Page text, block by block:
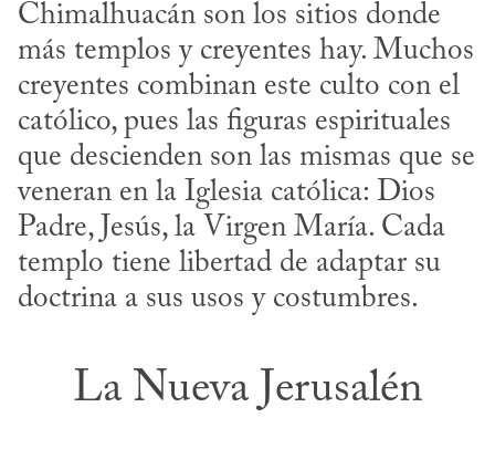
Chimalhuacán son los sitios donde
más templos y creyentes hay. Muchos
creyentes combinan este culto con el
católico, pues las figuras espirituales
que descienden son las mismas que se
veneran en la Iglesia católica: Dios
Padre, Jesús, la Virgen María. Cada
templo tiene libertad de adaptar su
doctrina a sus usos y costumbres.
La Nueva Jerusalén